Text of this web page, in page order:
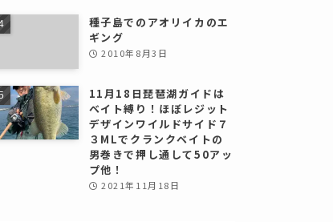
種子島でのアオリイカのエ
ギング
2010年8月3日
11月18日琵琶湖ガイドは
ベイト縛り！ほぼレジット
デザインワイルドサイド７
３MLでクランクベイトの
男巻きで押し通して50アッ
プ他！
2021年11月18日